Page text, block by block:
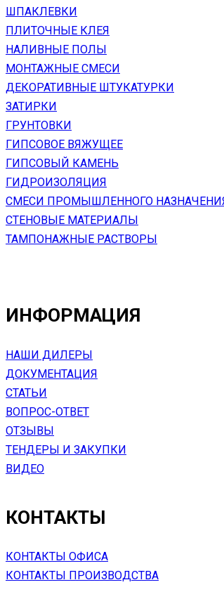
ШПАКЛЕВКИ
ПЛИТОЧНЫЕ КЛЕЯ
НАЛИВНЫЕ ПОЛЫ
МОНТАЖНЫЕ СМЕСИ
ДЕКОРАТИВНЫЕ ШТУКАТУРКИ
ЗАТИРКИ
ГРУНТОВКИ
ГИПСОВОЕ ВЯЖУЩЕЕ
ГИПСОВЫЙ КАМЕНЬ
ГИДРОИЗОЛЯЦИЯ
СМЕСИ ПРОМЫШЛЕННОГО
СТЕНОВЫЕ МАТЕРИАЛЫ
ТАМПОНАЖНЫЕ РАСТВОРЫ
ИНФОРМАЦИЯ
НАШИ ДИЛЕРЫ
ДОКУМЕНТАЦИЯ
СТАТЬИ
ВОПРОС-ОТВЕТ
ОТЗЫВЫ
ТЕНДЕРЫ И ЗАКУПКИ
ВИДЕО
КОНТАКТЫ
КОНТАКТЫ ОФИСА
КОНТАКТЫ ПРОИЗВОДСТВА